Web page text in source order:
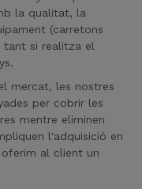
la qualitat, la
(carretons
tant si realitza el
mercat, les nostres
per cobrir les
mentre eliminen
l'adquisició en
al client un